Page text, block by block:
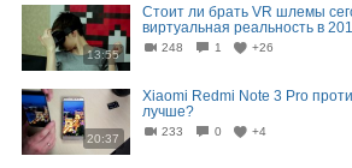
13:55
Стоит ли брать VR шлемы
виртуальная реальность в
248 1 +26
20:37
Xiaomi Redmi Note 3 Pro
лучше?
233 0 +4